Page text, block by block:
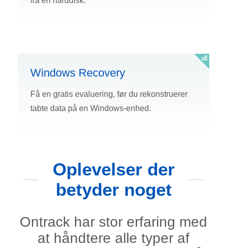
Windows Recovery
Få en gratis evaluering, før du rekonstruerer
tabte data på en Windows-enhed.
Oplevelser der
betyder noget
Ontrack har stor erfaring med
at håndtere alle typer af